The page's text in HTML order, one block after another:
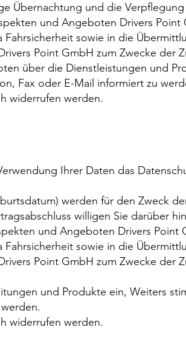
Übernachtung und die
und Angeboten Drivers Point
Fahrsicherheit sowie in die
Point GmbH zum Zwecke der
über die Dienstleistungen und
Fax oder E-Mail informiert zu
widerrufen werden.
Ihrer Daten das
werden für den Zweck
willigen Sie darüber
und Angeboten Drivers Point
Fahrsicherheit sowie in die
Point GmbH zum Zwecke der
und Produkte ein, Weiters
widerrufen werden.